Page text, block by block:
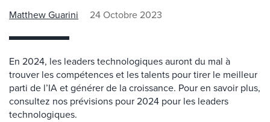
Matthew Guarini 24 Octobre 2023
En 2024, les leaders technologiques auront du mal à
trouver les compétences et les talents pour tirer le meilleur
parti de l’IA et générer de la croissance. Pour en savoir plus,
consultez nos prévisions pour 2024 pour les leaders
technologiques.